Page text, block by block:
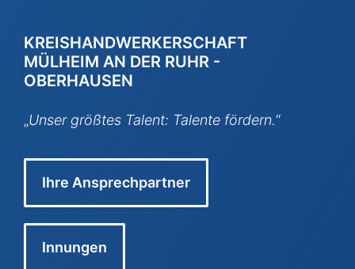
KREISHANDWERKERSCHAFT
MÜLHEIM AN DER RUHR -
OBERHAUSEN
„Unser größtes Talent: Talente fördern.“
Ihre Ansprechpartner
Innungen